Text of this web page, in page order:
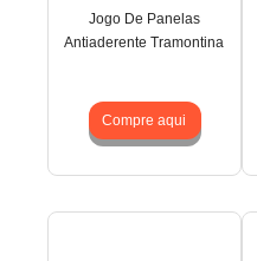
Jogo De Panelas
Antiaderente Tramontina
Compre aqui